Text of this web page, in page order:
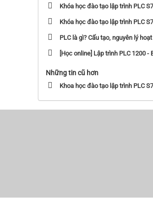
Khóa học đào tạo lập trình PLC
Khóa học đào tạo lập trình PLC
PLC là gì? Cấu tạo, nguyên lý
[Học online] Lập trình PLC 1200
Những tin cũ hơn
Khoa học đào tạo lập trình PLC